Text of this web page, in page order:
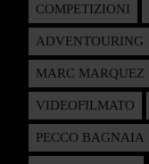
COMPETIZIONI
ADVENTOURING
MARC MARQUEZ
VIDEOFILMATO
PECCO BAGNAIA